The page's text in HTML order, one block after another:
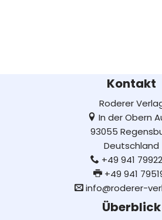
Kontakt
Roderer
In der Obern
93055
Deutschland
+49 941
+49 941
info@roderer-
Überblick